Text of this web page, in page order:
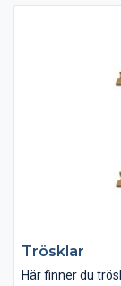
Trösklar
Här finner du